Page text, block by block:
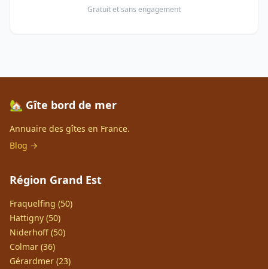
Gratuit et sans engagement
🏡 Gîte bord de mer
Annuaire des gîtes en France.
Blog →
Région Grand Est
Fraquelfing (50)
Hattigny (50)
Niderhoff (50)
Colmar (36)
Gérardmer (23)